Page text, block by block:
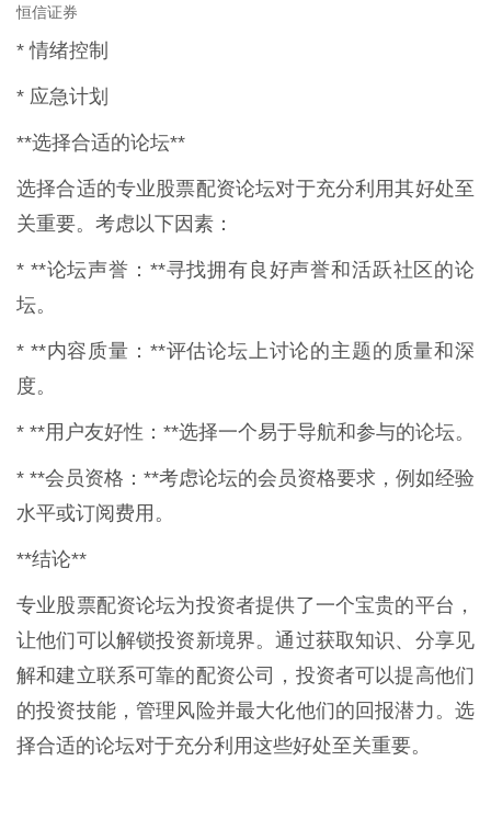
恒信证券
* 情绪控制
* 应急计划
**选择合适的论坛**
选择合适的专业股票配资论坛对于充分利用其好处至
关重要。考虑以下因素：
* **论坛声誉：**寻找拥有良好声誉和活跃社区的论
坛。
* **内容质量：**评估论坛上讨论的主题的质量和深
度。
* **用户友好性：**选择一个易于导航和参与的论坛。
* **会员资格：**考虑论坛的会员资格要求，例如经验
水平或订阅费用。
**结论**
专业股票配资论坛为投资者提供了一个宝贵的平台，
让他们可以解锁投资新境界。通过获取知识、分享见
解和建立联系可靠的配资公司，投资者可以提高他们
的投资技能，管理风险并最大化他们的回报潜力。选
择合适的论坛对于充分利用这些好处至关重要。